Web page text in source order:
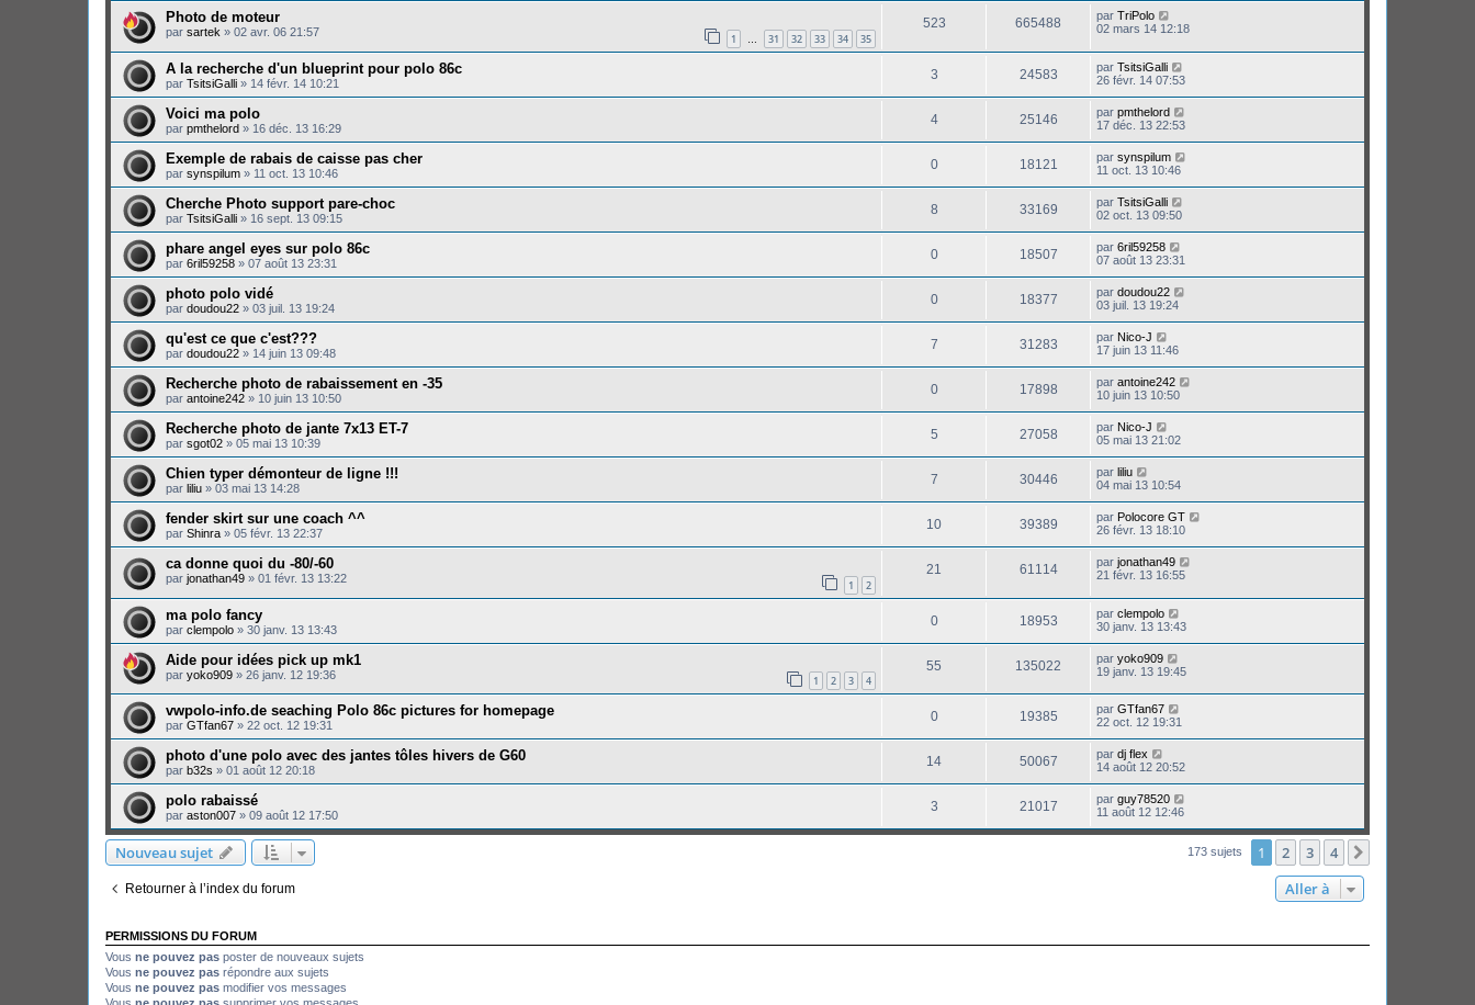
Photo de moteur
par sartek » 02 avr. 06 21:57 1 … 31 32 33 34 35
523 665488 par TriPolo
02 mars 14 12:18
A la recherche d'un blueprint pour polo 86c
par TsitsiGalli » 14 févr. 14 10:21
3 24583 par TsitsiGalli
26 févr. 14 07:53
Voici ma polo
par pmthelord » 16 déc. 13 16:29
4 25146 par pmthelord
17 déc. 13 22:53
Exemple de rabais de caisse pas cher
par synspilum » 11 oct. 13 10:46
0 18121 par synspilum
11 oct. 13 10:46
Cherche Photo support pare-choc
par TsitsiGalli » 16 sept. 13 09:15
8 33169 par TsitsiGalli
02 oct. 13 09:50
phare angel eyes sur polo 86c
par 6ril59258 » 07 août 13 23:31
0 18507 par 6ril59258
07 août 13 23:31
photo polo vidé
par doudou22 » 03 juil. 13 19:24
0 18377 par doudou22
03 juil. 13 19:24
qu'est ce que c'est???
par doudou22 » 14 juin 13 09:48
7 31283 par Nico-J
17 juin 13 11:46
Recherche photo de rabaissement en -35
par antoine242 » 10 juin 13 10:50
0 17898 par antoine242
10 juin 13 10:50
Recherche photo de jante 7x13 ET-7
par sgot02 » 05 mai 13 10:39
5 27058 par Nico-J
05 mai 13 21:02
Chien typer démonteur de ligne !!!
par liliu » 03 mai 13 14:28
7 30446 par liliu
04 mai 13 10:54
fender skirt sur une coach ^^
par Shinra » 05 févr. 13 22:37
10 39389 par Polocore GT
26 févr. 13 18:10
ca donne quoi du -80/-60
par jonathan49 » 01 févr. 13 13:22 1 2
21 61114 par jonathan49
21 févr. 13 16:55
ma polo fancy
par clempolo » 30 janv. 13 13:43
0 18953 par clempolo
30 janv. 13 13:43
Aide pour idées pick up mk1
par yoko909 » 26 janv. 12 19:36 1 2 3 4
55 135022 par yoko909
19 janv. 13 19:45
vwpolo-info.de seaching Polo 86c pictures for homepage
par GTfan67 » 22 oct. 12 19:31
0 19385 par GTfan67
22 oct. 12 19:31
photo d'une polo avec des jantes tôles hivers de G60
par b32s » 01 août 12 20:18
14 50067 par dj flex
14 août 12 20:52
polo rabaissé
par aston007 » 09 août 12 17:50
3 21017 par guy78520
11 août 12 12:46
Nouveau sujet 173 sujets 1 2 3 4
Retourner à l’index du forum Aller à
PERMISSIONS DU FORUM
Vous ne pouvez pas poster de nouveaux sujets
Vous ne pouvez pas répondre aux sujets
Vous ne pouvez pas modifier vos messages